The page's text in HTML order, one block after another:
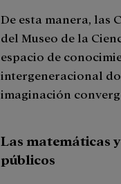
De esta manera, las
del Museo de la
espacio de
intergeneracional
imaginación
Las matemáticas
públicos